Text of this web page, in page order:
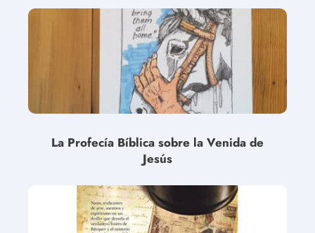
La Profecía Bíblica sobre la Venida de
Jesús